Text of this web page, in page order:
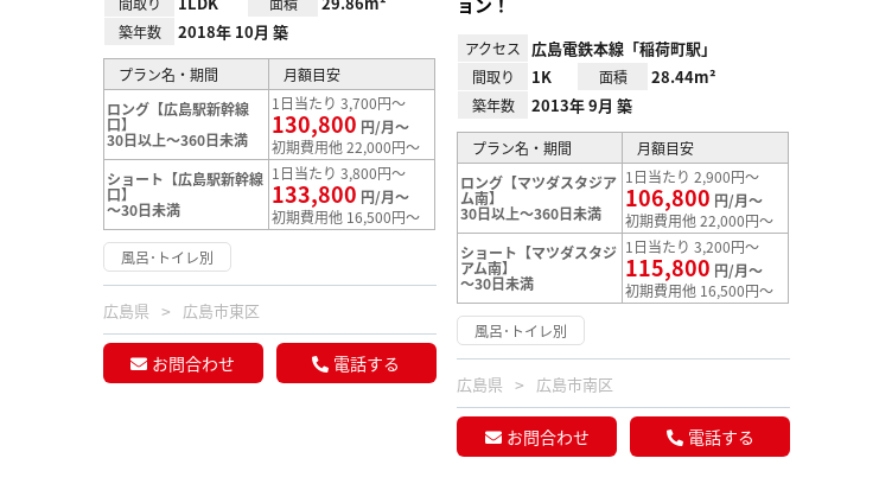
築年数 2018年 10月 築
プラン名・期間
月額目安
ロング【広島駅新幹線
口】
30日以上～360日未満
1日当たり 3,700円～
130,800 円/月～
初期費用他 22,000円～
ショート【広島駅新幹線
口】
～30日未満
1日当たり 3,800円～
133,800 円/月～
初期費用他 16,500円～
風呂･トイレ別
広島県 広島市東区
お問合わせ 電話する
アクセス 広島電鉄本線「稲荷町駅」
間取り 1K 面積 28.44m²
築年数 2013年 9月 築
プラン名・期間
月額目安
ロング【マツダスタジア
ム南】
30日以上～360日未満
1日当たり 2,900円～
106,800 円/月～
初期費用他 22,000円～
ショート【マツダスタジ
アム南】
～30日未満
1日当たり 3,200円～
115,800 円/月～
初期費用他 16,500円～
風呂･トイレ別
広島県 広島市南区
お問合わせ 電話する